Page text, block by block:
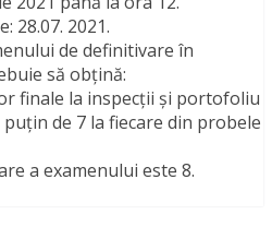
28.07. 2021.
de definitivare în
să obţină:
finale la inspecții și portofoliu
de 7 la fiecare din probele
a examenului este 8.